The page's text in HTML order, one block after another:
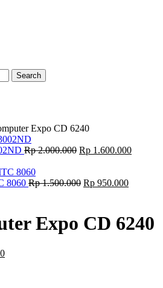
Search
Expo CD 6240
Rp2.000.000 Original
Rp 2.000.000.
Rp 1.600.000Current
8060 Rp1.500.000 Original
Rp 1.500.000.
Rp 950.000Current
Rp
Expo CD 6240
Current